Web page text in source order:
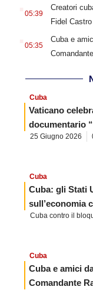
05:39
Creatori
Fidel Castro
05:35
Cuba e
Cuba
Vaticano
documentario
25 Giugno 2026
Cuba
Cuba: gli Stati
sull’economia
Cuba contro il
Cuba
Cuba e amici
Comandante